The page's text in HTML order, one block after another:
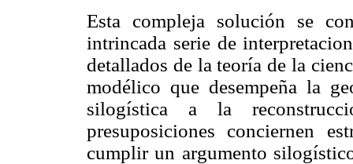
Esta compleja solución se
intrincada serie de
detallados de la teoría de la
modélico que desempeña la
silogística a la
presuposiciones conciernen
cumplir un argumento